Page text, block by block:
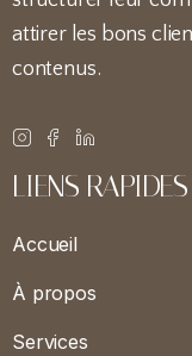
attirer les bons
contenus.
LIENS RAPIDES
Accueil
À propos
Services